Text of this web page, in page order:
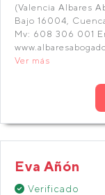
(Valencia Albares
Bajo 16004,
Mv: 608 306 001
Ver más
Eva Añón
Verificado